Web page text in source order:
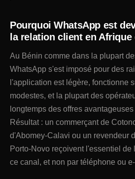
Pourquoi WhatsApp est
la relation client en Afrique
Au Bénin comme dans la plupart
WhatsApp s'est imposé pour des
l'application est légère, fonctionne
modestes, et la plupart des
longtemps des offres
Résultat : un commerçant de
d'Abomey-Calavi ou un revendeur
Porto-Novo reçoivent l'essentiel de
ce canal, et non par téléphone ou